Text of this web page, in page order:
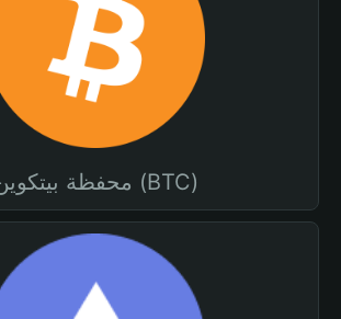
محفظة بيتكوين (BTC)